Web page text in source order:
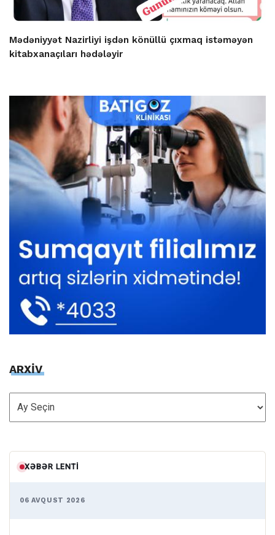
Mədəniyyət Nazirliyi işdən könüllü çıxmaq istəməyən
kitabxanaçıları hədələyir
ARXİV
ARXİV
XƏBƏR LENTI
06 AVQUST 2026